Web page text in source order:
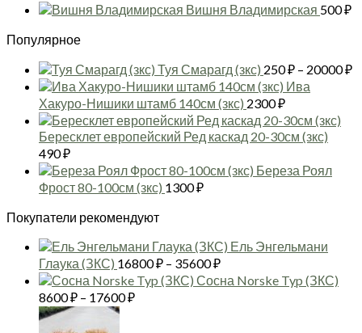
650 ₽
2900 ₽
цен:
Вишня Владимирская 500₽
Популярное
Туя Смарагд (зкс) 250₽ – 20000₽
Ива
Хакуро-Нишики штамб 140см (зкс) 2300₽
Бересклет европейский Ред каскад 20-30см (зкс)
490₽
Береза Роял
Фрост 80-100см (зкс) 1300₽
Покупатели рекомендуют
Ель Энгельмани
Глаука (ЗКС) 16800₽ – 35600₽Диапазон
цен:
Сосна Norske Typ (ЗКС)
8600₽ – 17600₽Диапазон